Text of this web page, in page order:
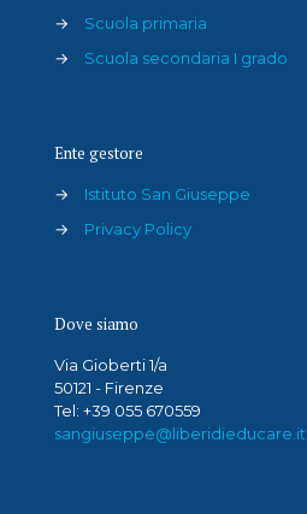
→
Scuola primaria
→
Scuola secondaria I grado
Ente gestore
→
Istituto San Giuseppe
→
Privacy Policy
Dove siamo
Via Gioberti 1/a
50121 - Firenze
Tel: +39 055 670559
sangiuseppe@liberidieducare.it